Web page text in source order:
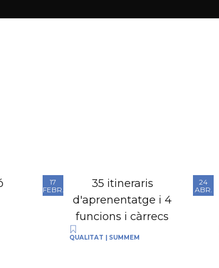
17
FEBR.
35 itineraris
d'aprenentatge i 4
funcions i càrrecs
QUALITAT | SUMMEM
24
ABR.